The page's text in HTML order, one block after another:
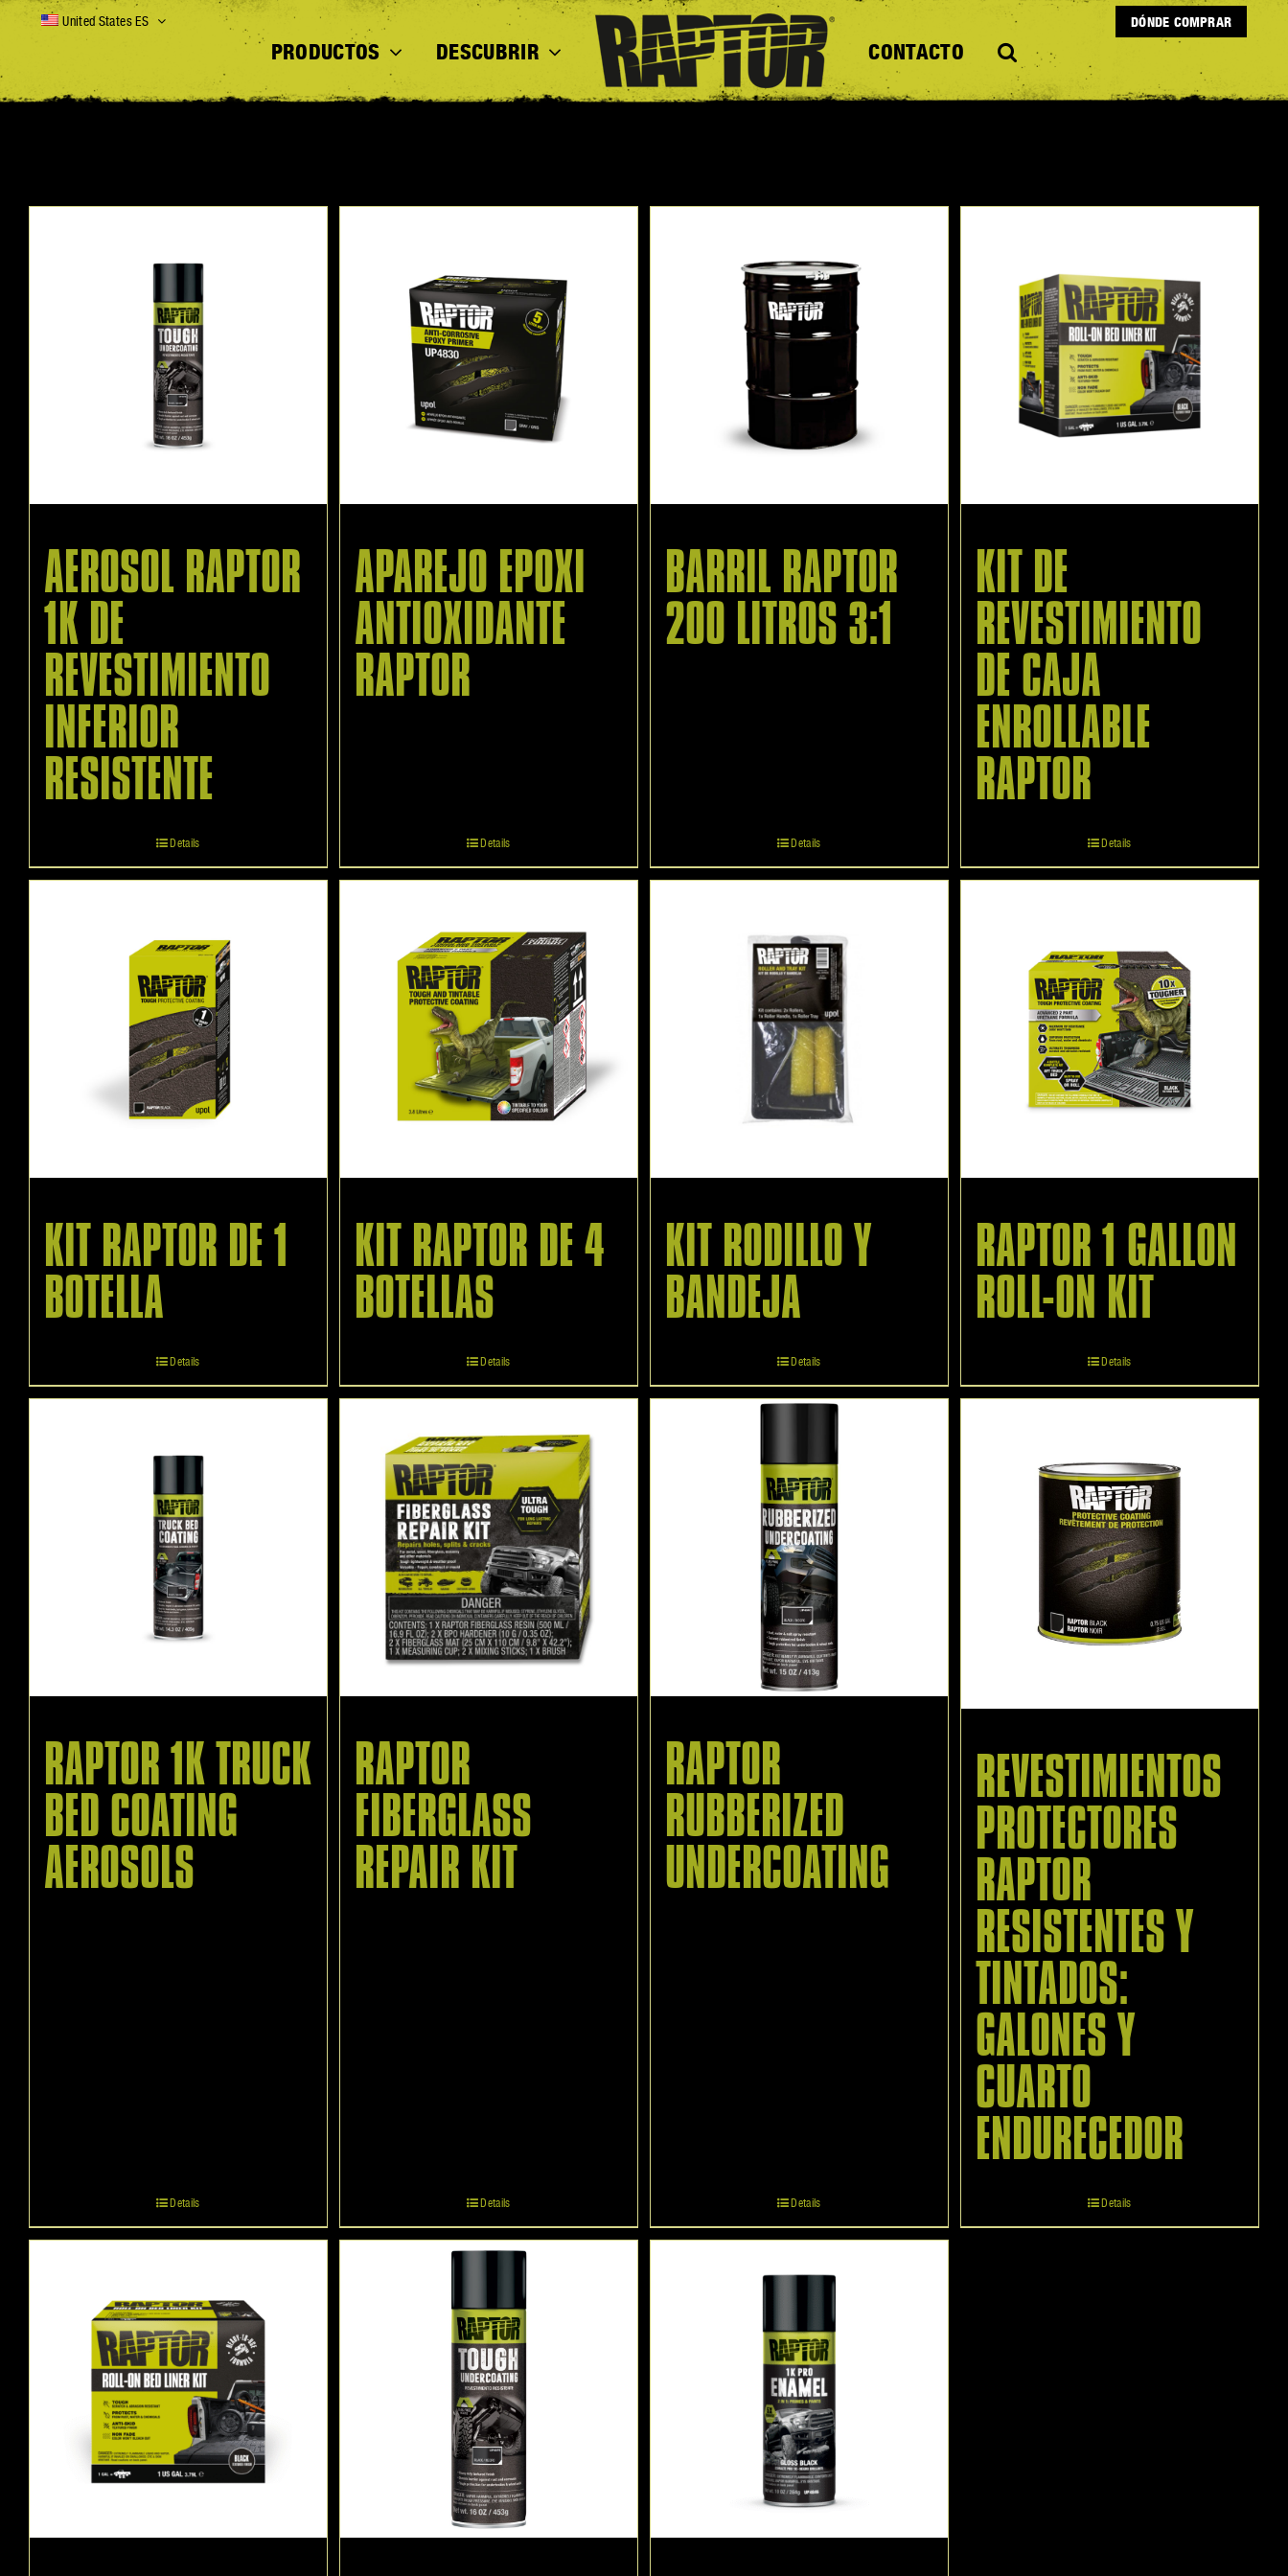
Skip
content
United States ES DÓNDE COMPRAR
PRODUCTOS DESCUBRIR CONTACTO
AEROSOL RAPTOR
1K DE
REVESTIMIENTO
INFERIOR
RESISTENTE
Details
APAREJO EPOXI
ANTIOXIDANTE
RAPTOR
Details
BARRIL RAPTOR
200 LITROS 3:1
Details
KIT DE
REVESTIMIENTO
DE CAJA
ENROLLABLE
RAPTOR
Details
KIT RAPTOR DE 1
BOTELLA
Details
KIT RAPTOR DE 4
BOTELLAS
Details
KIT RODILLO Y
BANDEJA
Details
RAPTOR 1 GALLON
ROLL-ON KIT
Details
RAPTOR 1K TRUCK
BED COATING
AEROSOLS
Details
RAPTOR
FIBERGLASS
REPAIR KIT
Details
RAPTOR
RUBBERIZED
UNDERCOATING
Details
REVESTIMIENTOS
PROTECTORES
RAPTOR
RESISTENTES Y
TINTADOS:
GALONES Y
CUARTO
ENDURECEDOR
Details